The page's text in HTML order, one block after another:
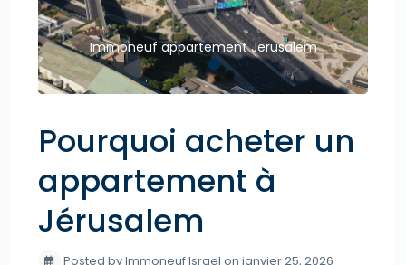
Immoneuf appartement Jerusalem
Pourquoi acheter un
appartement à
Jérusalem
Posted by Immoneuf Israel on janvier 25, 2026